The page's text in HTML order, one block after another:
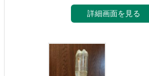
詳細画面を見る